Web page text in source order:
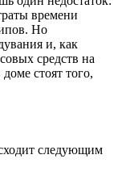
времени
Но
и, как
средств на
стоят того,
следующим